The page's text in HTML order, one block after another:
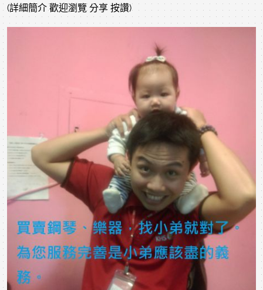
(詳細簡介 歡迎瀏覽 分享 按讚)